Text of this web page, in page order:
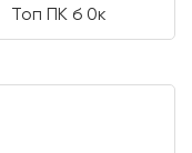
Топ ПК б 0к